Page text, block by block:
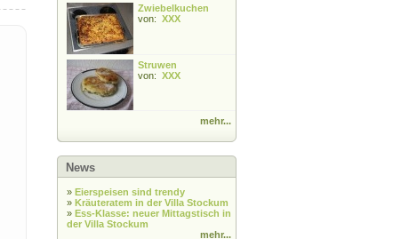
Zwiebelkuchen
von: XXX
Struwen
von: XXX
mehr...
News
» Eierspeisen sind trendy
» Kräuteratem in der Villa Stockum
» Ess-Klasse: neuer Mittagstisch in
der Villa Stockum
mehr...